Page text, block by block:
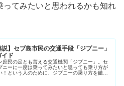
ってみたいと思われるかも知れ
説】セブ島市民の交通手段「ジプニー」
ド
庶民の足とも言える交通機関「ジプニー」。セ
ニーに一度は乗ってみたいと思っても乗り方が
！という人のために、ジプニーの乗り方を徹底